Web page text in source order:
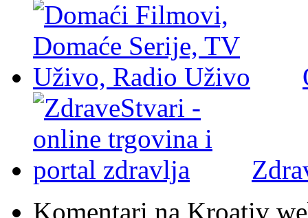
Komentari na Kroativ